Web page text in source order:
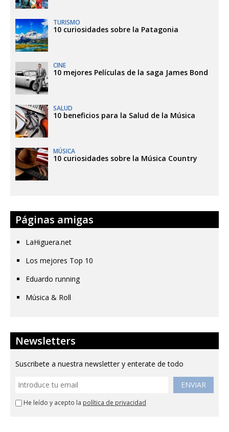
TURISMO
10 curiosidades sobre la Patagonia
CINE
10 mejores Películas de la saga James Bond
SALUD
10 beneficios para la Salud de la Música
MÚSICA
10 curiosidades sobre la Música Country
Páginas amigas
LaHiguera.net
Los mejores Top 10
Eduardo running
Música & Roll
Newsletters
Suscribete a nuestra newsletter y enterate de todo
ENVIAR
He leído y acepto la política de privacidad